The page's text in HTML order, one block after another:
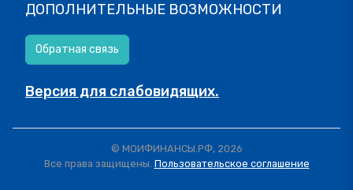
ДОПОЛНИТЕЛЬНЫЕ ВОЗМОЖНОСТИ
Обратная связь
Версия для слабовидящих.
© МОИФИНАНСЫ.РФ, 2026
Все права защищены. Пользовательское соглашение